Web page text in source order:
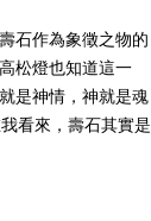
石作為象徵之物的
松燈也知道這一
是神情，神就是魂
看來，壽石其實是